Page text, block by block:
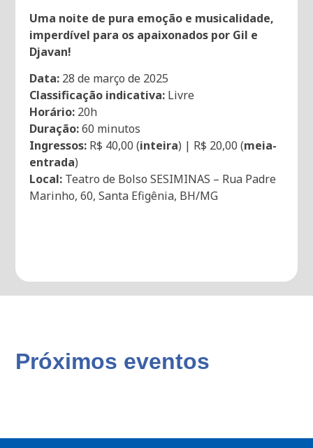
Uma noite de pura emoção e musicalidade,
imperdível para os apaixonados por Gil e
Djavan!
Data: 28 de março de 2025
Classificação indicativa: Livre
Horário: 20h
Duração:60 minutos
Ingressos: R$ 40,00 (inteira) | R$ 20,00 (meia-
entrada)
Local: Teatro de Bolso SESIMINAS – Rua Padre
Marinho, 60, Santa Efigênia, BH/MG
Próximos eventos